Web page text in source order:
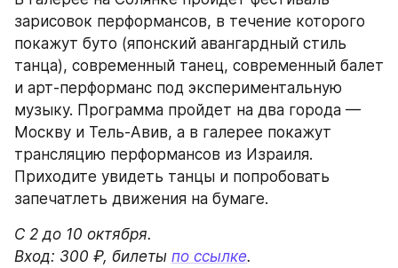
зарисовок перформансов, в течение которого
покажут буто (японский авангардный стиль
танца), современный танец, современный балет
и арт-перформанс под экспериментальную
музыку. Программа пройдет на два города —
Москву и Тель-Авив, а в галерее покажут
трансляцию перформансов из Израиля.
Приходите увидеть танцы и попробовать
запечатлеть движения на бумаге.
С 2 до 10 октября.
Вход: 300 ₽, билеты по ссылке.